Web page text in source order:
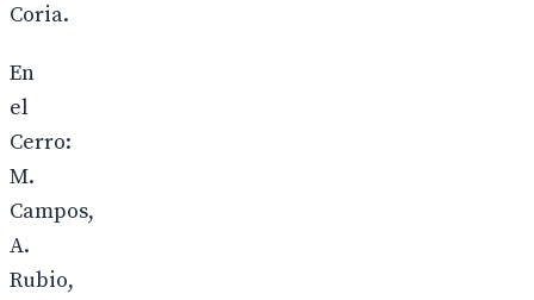
Coria.
En
el
Cerro:
M.
Campos,
A.
Rubio,